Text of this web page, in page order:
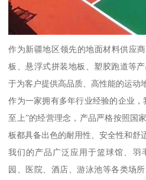
作为新疆地区领先的地面材料供应
板、悬浮式拼装地板、塑胶跑道等
于为客户提供高品质、高性能的运动
作为一家拥有多年行业经验的企业
至上”的经营理念，产品严格按照国
板都具备出色的耐用性、安全性和舒
我们的产品广泛应用于篮球馆、羽
园、医院、酒店、游泳池等各类场